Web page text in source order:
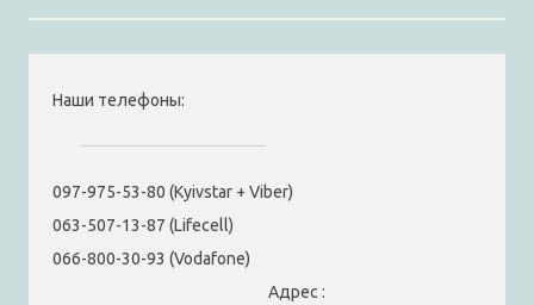
Наши телефоны:
097-975-53-80 (Kyivstar + Viber)
063-507-13-87 (Lifecell)
066-800-30-93 (Vodafone)
Адрес :